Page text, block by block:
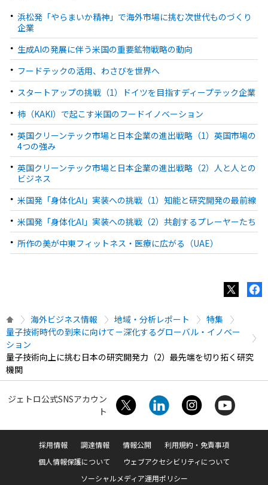
浜松発「やらまいか精神」で海外市場に挑む次世代ものづくり
企業
生成AIの発展に伴う米国の重要鉱物戦略の動向
フードテックの活用、わさびを世界へ
スタートアップの挑戦（1）ドイツを目指すディープテック企業
柿（KAKI）で起こす米国のフードイノベーション
英国クリーンテック市場と日本企業の進出戦略（1）英国市場の
4つの強み
英国クリーンテック市場と日本企業の進出戦略（2）人と人との
ビジネス
米国発「身体化AI」実装への挑戦（1）知能と研究開発の最前線
米国発「身体化AI」実装への挑戦（2）共創するプレーヤーたち
所作の美が中東フィットネス・医療に広がる（UAE）
海外ビジネス情報 地域・分析レポート
特集
量子技術時代の到来に向けて－深化するグローバル・イノベー
ション
量子技術向上に挑む日本の研究開発力（2）最先端を切り拓く研究
機関
ジェトロ公式SNSアカウン
ト
採用情報 調達情報 情報公開
利用規約・免責事項
個人情報保護について
ウェブアクセシビリティについて
ソーシャルメディア運用ポリシー